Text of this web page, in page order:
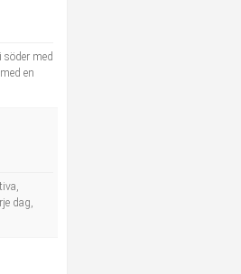
med
en
dag,